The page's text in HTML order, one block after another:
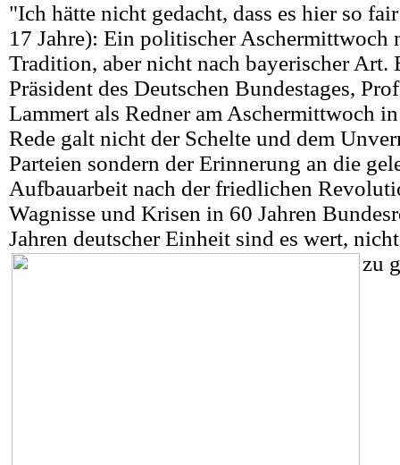
"Ich hätte nicht gedacht, dass es hier so
17 Jahre): Ein politischer Aschermittwoch
Tradition, aber nicht nach bayerischer Art.
Präsident des Deutschen Bundestages,
Lammert als Redner am Aschermittwoch
Rede galt nicht der Schelte und dem
Parteien sondern der Erinnerung an die
Aufbauarbeit nach der friedlichen
Wagnisse und Krisen in 60 Jahren
Jahren deutscher Einheit sind es wert,
zu